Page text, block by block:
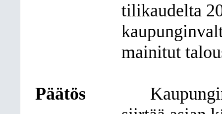
tilikaudelta
mainitut
Päätös